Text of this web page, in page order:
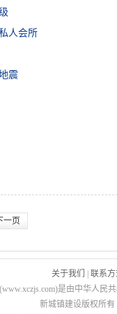
人会所
震
下一页
关于我们
联系
是由中华人民
新城镇建设版权所有